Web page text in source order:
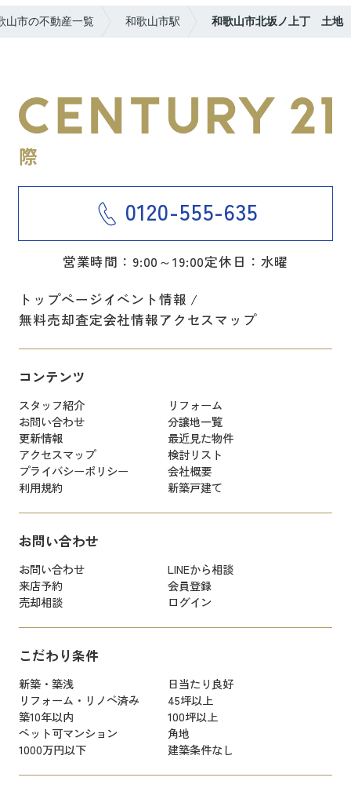
山市の不動産一覧 和歌山市駅 和歌山市北坂ノ上丁 土地
0120-555-635
営業時間：9:00～19:00定休日：水曜
トップページイベント情報
無料売却査定会社情報アクセスマップ
コンテンツ
スタッフ紹介
リフォーム
お問い合わせ
分譲地一覧
更新情報
最近見た物件
アクセスマップ
検討リスト
プライバシーポリシー
会社概要
利用規約
新築戸建て
お問い合わせ
お問い合わせ
LINEから相談
来店予約
会員登録
売却相談
ログイン
こだわり条件
新築・築浅
日当たり良好
リフォーム・リノベ済み
45坪以上
築10年以内
100坪以上
ペット可マンション
角地
1000万円以下
建築条件なし